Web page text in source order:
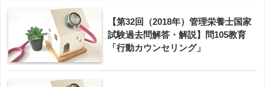
【第32回（2018年）管理栄養士国家
試験過去問解答・解説】問105教育
「行動カウンセリング」